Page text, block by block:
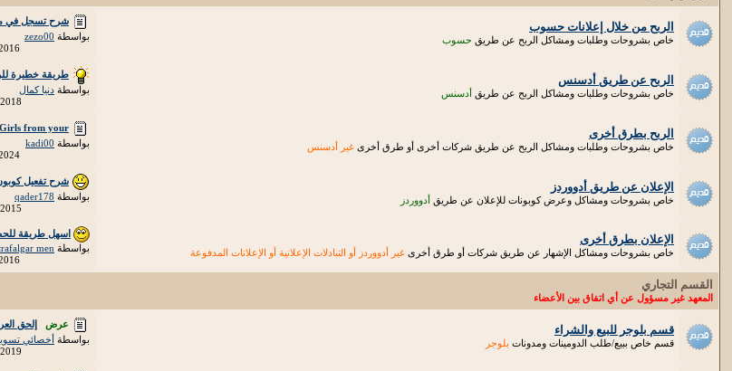
الربح من خلال إعلانات حسوب
خاص بشروحات وطلبات ومشاكل الربح عن طريق حسوب
شرح تسجل في
بواسطة zezo00
الربح عن طريق أدسنس
خاص بشروحات وطلبات ومشاكل الربح عن طريق أدسنس
طريقة خطيرة
بواسطة دنيا كمال
الربح بطرق أخرى
خاص بشروحات وطلبات ومشاكل الربح عن طريق شركات أخرى أو طرق أخرى غير أدسنس
from your...
بواسطة kadi00
الإعلان عن طريق أدووردز
خاص بشروحات ومشاكل وعرض كوبونات للإعلان عن طريق أدووردز
شرح تفعيل
بواسطة qader178
الإعلان بطرق أخرى
خاص بشروحات ومشاكل الإشهار عن طريق شركات أو طرق أخرى غير أدووردز أو التبادلات الإعلانية أو الإعلانات المدفوعة
اسهل طريقة
بواسطة men
القسم التجاري
المعهد غير مسؤول عن أي اتفاق بين الأعضاء
قسم بلوجر للبيع والشراء
قسم خاص ببيع/طلب الدومينات ومدونات بلوجر
عرض
إلحق
بواسطة أخصائي